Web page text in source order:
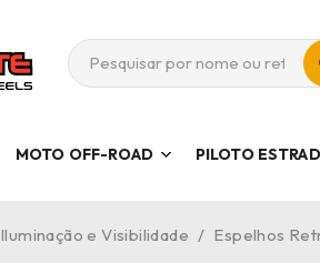
MOTO OFF-ROAD PILOTO
Iluminação e Visibilidade / Espelhos